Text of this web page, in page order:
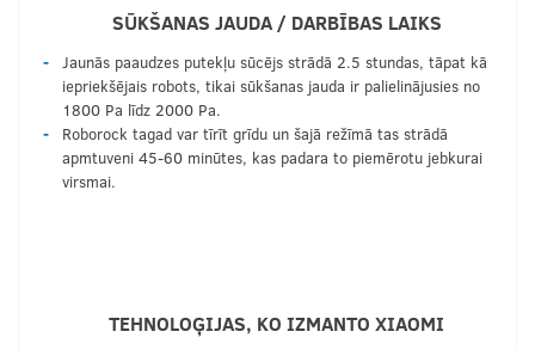
SŪKŠANAS JAUDA / DARBĪBAS LAIKS
Jaunās paaudzes putekļu sūcējs strādā 2.5 stundas, tāpat kā
iepriekšējais robots, tikai sūkšanas jauda ir palielinājusies no
1800 Pa līdz 2000 Pa.
Roborock tagad var tīrīt grīdu un šajā režīmā tas strādā
apmtuveni 45-60 minūtes, kas padara to piemērotu jebkurai
virsmai.
TEHNOLOĢIJAS, KO IZMANTO XIAOMI